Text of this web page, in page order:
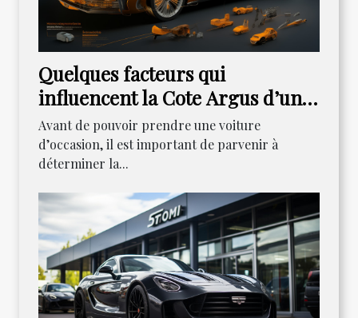
Quelques facteurs qui
influencent la Cote Argus d’un
véhicule
Avant de pouvoir prendre une voiture
d’occasion, il est important de parvenir à
déterminer la...